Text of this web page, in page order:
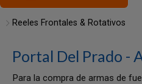
Reeles Frontales & Rotativos
Portal Del Prado -
Para la compra de armas de